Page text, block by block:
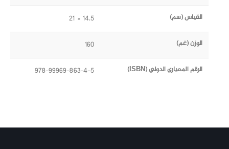
القياس (سم) 14.5 × 21
الوزن (غم) 160
الرقم المعياري الدولي (ISBN) 978-99969-863-4-5